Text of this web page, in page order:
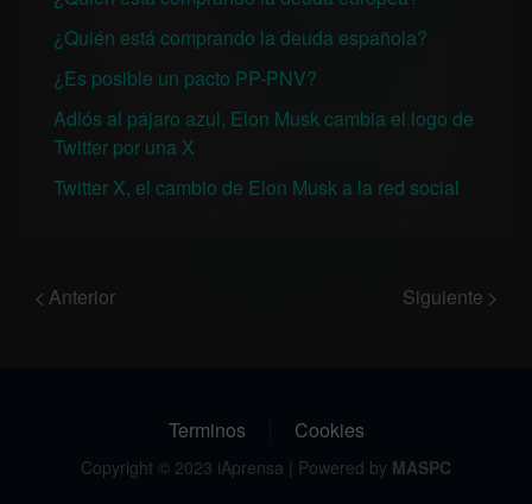
¿Quién está comprando la deuda española?
¿Es posible un pacto PP-PNV?
Adiós al pájaro azul, Elon Musk cambia el logo de
Twitter por una X
Twitter X, el cambio de Elon Musk a la red social
Anterior Siguiente
Terminos Cookies
Copyright © 2023 iAprensa | Powered by MASPC